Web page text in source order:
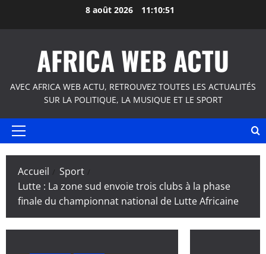
8 août 2026 11:10:52
AFRICA WEB ACTU
AVEC AFRICA WEB ACTU, RETROUVEZ TOUTES LES ACTUALITÉS
SUR LA POLITIQUE, LA MUSIQUE ET LE SPORT
Menu
Accueil
Sport
Lutte : La zone sud envoie trois clubs à la phase
finale du championnat national de Lutte Africaine